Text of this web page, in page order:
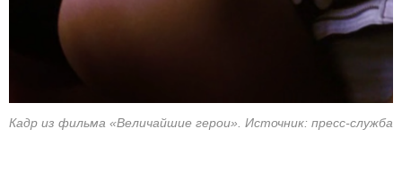
Кадр из фильма «Величайшие герои». Источник: пресс-служба